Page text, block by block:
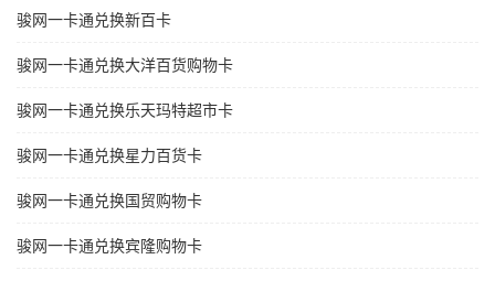
骏网一卡通兑换新百卡
骏网一卡通兑换大洋百货购物卡
骏网一卡通兑换乐天玛特超市卡
骏网一卡通兑换星力百货卡
骏网一卡通兑换国贸购物卡
骏网一卡通兑换宾隆购物卡